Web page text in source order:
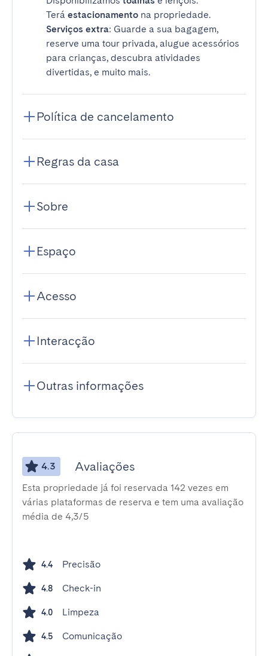
Terá estacionamento na propriedade.
Serviços extra: Guarde a sua bagagem,
reserve uma tour privada, alugue acessórios
para crianças, descubra atividades
divertidas, e muito mais.
Política de cancelamento
Regras da casa
Sobre
Espaço
Acesso
Interacção
Outras informações
4.3 Avaliações
Esta propriedade já foi reservada 142 vezes em
várias plataformas de reserva e tem uma avaliação
média de 4,3/5
4.4 Precisão
4.8 Check-in
4.0 Limpeza
4.5 Comunicação